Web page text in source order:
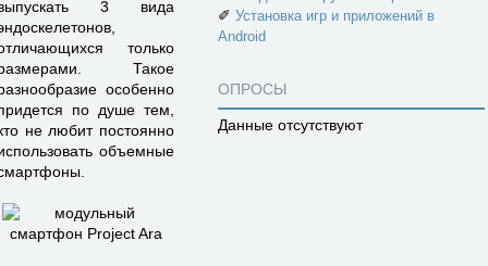
3 вида
только
Такое
особенно
по душе тем,
не любит постоянно
объемные
✐ Установка игр и приложений в
Android
ОПРОСЫ
Данные отсутствуют